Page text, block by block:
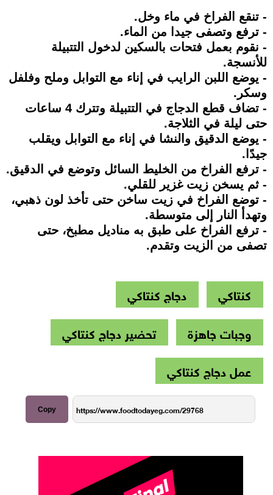
- تنقع الفراخ في ماء وخل.
- ترفع وتصفى جيدا من الماء.
- نقوم بعمل فتحات بالسكين لدخول التتبيلة
للأنسجة.
- يوضع اللبن الرايب في إناء مع التوابل وملح وفلفل
وسكر.
- تضاف قطع الدجاج في التتبيلة وتترك 4 ساعات
حتى ليلة في الثلاجة.
- يوضع الدقيق والنشا في إناء مع التوابل ويقلب
جيدًا.
- ترفع الفراخ من الخليط السائل وتوضع في الدقيق.
- ثم يسخن زيت غزير للقلي.
- توضع الفراخ في زيت ساخن حتى تأخذ لون ذهبي،
وتهدأ النار إلى متوسطة.
- ترفع الفراخ على طبق به مناديل مطبخ، حتى
تصفى من الزيت وتقدم.
كنتاكي
دجاج كنتاكي
وجبات جاهزة
تحضير دجاج كنتاكي
عمل دجاج كنتاكي
Copy